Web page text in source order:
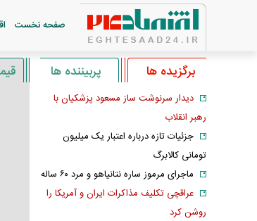
صفحه نخست
برگزیده ها پربیننده ها
دیدار سرنوشت ساز مسعود پزشکیان با
رهبر انقلاب
جزئیات تازه درباره اعتبار یک میلیون
تومانی کالابرگ
ماجرای مرموز ساره نتانیاهو و مرد ۶۰ ساله
عراقچی تکلیف مذاکرات ایران و آمریکا را
روشن کرد